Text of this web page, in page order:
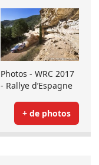
Photos - WRC 2017
- Rallye d’Espagne
+ de photos